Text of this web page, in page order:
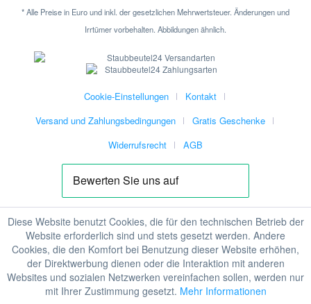
* Alle Preise in Euro und inkl. der gesetzlichen Mehrwertsteuer. Änderungen und
Irrtümer vorbehalten. Abbildungen ähnlich.
Cookie-Einstellungen
Kontakt
Versand und Zahlungsbedingungen
Gratis Geschenke
Widerrufsrecht
AGB
Diese Website benutzt Cookies, die für den technischen Betrieb der
Website erforderlich sind und stets gesetzt werden. Andere
Cookies, die den Komfort bei Benutzung dieser Website erhöhen,
der Direktwerbung dienen oder die Interaktion mit anderen
Websites und sozialen Netzwerken vereinfachen sollen, werden nur
mit Ihrer Zustimmung gesetzt. Mehr Informationen